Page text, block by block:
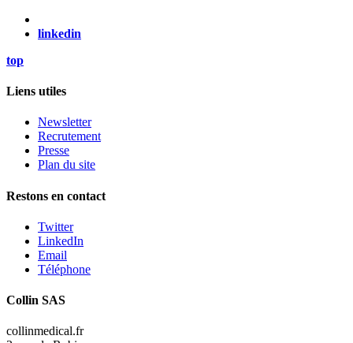
linkedin
top
Liens utiles
Newsletter
Recrutement
Presse
Plan du site
Restons en contact
Twitter
LinkedIn
Email
Téléphone
Collin SAS
collinmedical.fr